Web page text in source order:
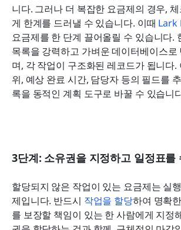
니다. 그러나 더 복잡한 요금제의 경우,
게 한계를 드러낼 수 있습니다. 이때 Lark
요금제를 한 단계 끌어올릴 수 있습니다.
목록을 강력하고 가벼운 데이터베이스로
며, 각 작업이 구조화된 레코드가 됩니다.
위, 예상 완료 시간, 담당자 등의 필드를
록을 동적인 계획 도구로 바꿀 수 있습니
3단계: 소유권을 지정하고 일정표를
할당되지 않은 작업이 있는 요금제는 실
제입니다. 반드시 작업을 할당하여 명확
를 보장할 책임이 있는 한 사람에게 지정